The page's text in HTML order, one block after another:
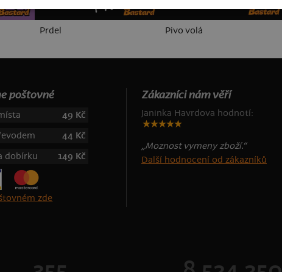
Prdel Pivo volá
poštovné
49 Kč
44 Kč
dobírku
149 Kč
zde
Zákazníci nám věří
Janinka Havrdova hodnotí:
„Moznost vymeny zboží.“
Další hodnocení od zákazníků